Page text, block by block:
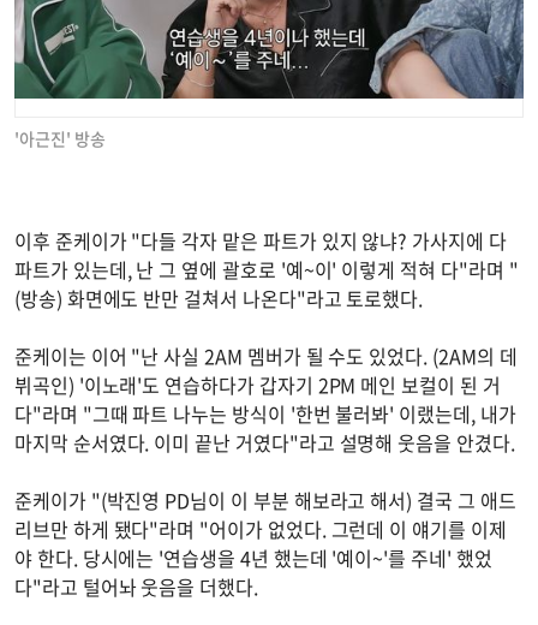
'아근진' 방송
이후 준케이가 "다들 각자 맡은 파트가 있지 않냐? 가사지에 다
파트가 있는데, 난 그 옆에 괄호로 '예~이' 이렇게 적혀 다"라며 "
(방송) 화면에도 반만 걸쳐서 나온다"라고 토로했다.
준케이는 이어 "난 사실 2AM 멤버가 될 수도 있었다. (2AM의 데
뷔곡인) '이노래'도 연습하다가 갑자기 2PM 메인 보컬이 된 거
다"라며 "그때 파트 나누는 방식이 '한번 불러봐' 이랬는데, 내가
마지막 순서였다. 이미 끝난 거였다"라고 설명해 웃음을 안겼다.
준케이가 "(박진영 PD님이 이 부분 해보라고 해서) 결국 그 애드
리브만 하게 됐다"라며 "어이가 없었다. 그런데 이 얘기를 이제
야 한다. 당시에는 '연습생을 4년 했는데 '예이~'를 주네' 했었
다"라고 털어놔 웃음을 더했다.